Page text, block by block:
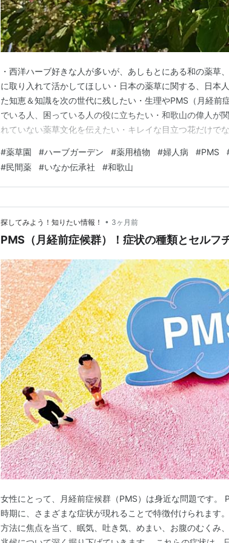
・西洋ハーブ好きな人が多いが、あしもとにある和の薬草
に取り入れて活かしてほしい・日本の薬草に関する、日本
た知恵＆知識を次の世代に残したい・生理やPMS（月経前
でいる人、困っている人の役に立ちたい・和歌山の偉人が
れていない薬草文化を伝えたい・キレイな目立つ花だけで
て、座学で自分の気になるコトに関心を持ってもらって、
えたら #薬草園 #ハーブガーデン #薬用植物 #生薬 …
#薬草園 #ハーブガーデン #薬用植物 #婦人病 #PMS
#民間薬 #いなか伝承社 #和歌山
探してみよう！知りたい情報！ • 3ヶ月前
PMS（月経前症候群）！症状の種類とセルフ
女性にとって、月経前症候群（PMS）は身近な問題です。
時期に、さまざまな症状が現れることで特徴付けられます
方法に焦点を当て、眠気、吐き気、めまい、お腹のむくみ